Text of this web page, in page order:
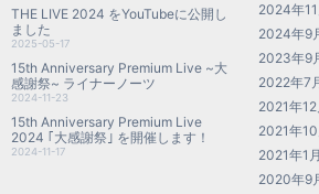
THE LIVE 2024 をYouTubeに公開し
ました
2025-05-17
15th Anniversary Premium Live ~大
感謝祭~ ライナーノーツ
2024-11-23
15th Anniversary Premium Live
2024 ｢大感謝祭｣ を開催します！
2024-11-17
2024年11
2024年9
2023年9
2022年7
2021年12
2021年10
2021年1月
2020年9